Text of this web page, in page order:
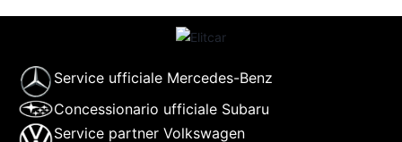
Service ufficiale Mercedes-Benz
Concessionario ufficiale Subaru
Service partner Volkswagen